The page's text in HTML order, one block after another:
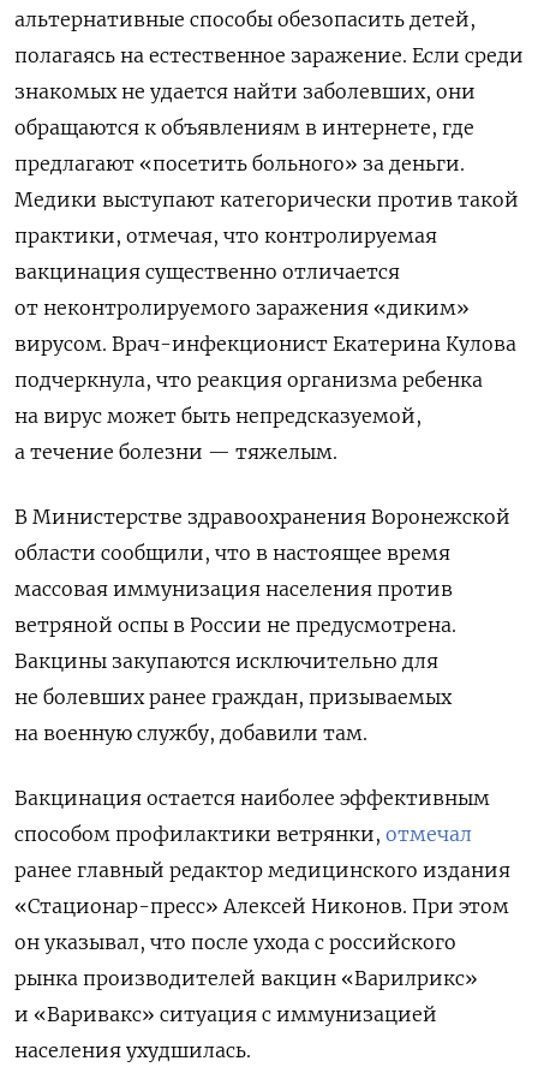
альтернативные способы обезопасить детей,
полагаясь на естественное заражение. Если среди
знакомых не удается найти заболевших, они
обращаются к объявлениям в интернете, где
предлагают «посетить больного» за деньги.
Медики выступают категорически против такой
практики, отмечая, что контролируемая
вакцинация существенно отличается
от неконтролируемого заражения «диким»
вирусом. Врач-инфекционист Екатерина Кулова
подчеркнула, что реакция организма ребенка
на вирус может быть непредсказуемой,
а течение болезни — тяжелым.
В Министерстве здравоохранения Воронежской
области сообщили, что в настоящее время
массовая иммунизация населения против
ветряной оспы в России не предусмотрена.
Вакцины закупаются исключительно для
не болевших ранее граждан, призываемых
на военную службу, добавили там.
Вакцинация остается наиболее эффективным
способом профилактики ветрянки, отмечал
ранее главный редактор медицинского издания
«Стационар-пресс» Алексей Никонов. При этом
он указывал, что после ухода с российского
рынка производителей вакцин «Варилрикс»
и «Варивакс» ситуация с иммунизацией
населения ухудшилась.